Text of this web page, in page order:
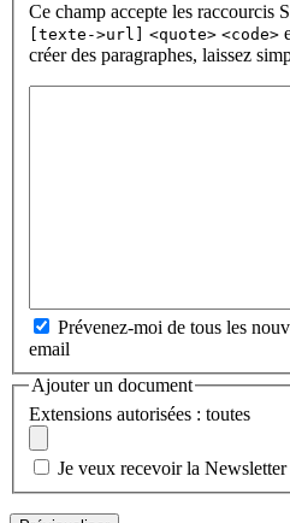
Ce champ accepte les raccourcis
[texte->url]
<quote> <code>
créer des paragraphes, laissez
Prévenez-moi de tous les
email
Ajouter un document
Extensions autorisées : toutes
Je veux recevoir la Newsletter